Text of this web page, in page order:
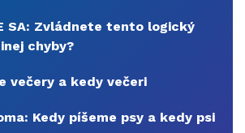
SA: Zvládnete tento logický
chyby?
večery a kedy večeri
Kedy píšeme psy a kedy psi